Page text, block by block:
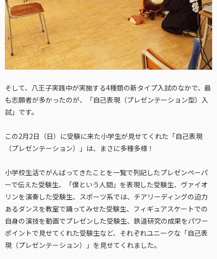
そして、八王子実践中が実施する4種類の新タイプ入試のなかで、最
も志願者が多かったのが、「自己表現（プレゼンテーション型）入
試」です。
この2月2日（日）に受験に来た小学生が見せてくれた「自己表現
（プレゼンテーション）」は、まさに多種多様！
小学校生活でがんばってきたことを一覧で列記したプレゼンペーパ
ーで伝えた受験生、「僕という人間」を表現した受験生、ヴァイオ
リンを演奏した受験生、スポーツ系では、チアリーディングの迫力
あるダンスを教室で踊ってみせた受験生、フィギュアスケートでの
自身の演技を動画でプレゼンした受験生、鉄道研究の成果をパワー
ポイントで見せてくれた受験生など、それぞれユニークな「自己表
現（プレゼンテーション）」を見せてくれました。